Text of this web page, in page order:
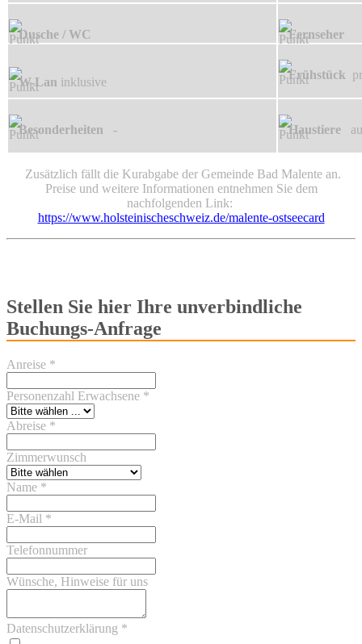
Dusche / WC Fernseher
W-Lan inklusive
Frühstück
Besonderheiten - Haustiere
Zusätzlich fällt die Kurabgabe der Gemeinde Bad Malente an.
Preise und weitere Informationen entnehmen Sie dem
nachfolgenden Link:
https://www.holsteinischeschweiz.de/malente-ostseecard
Stellen Sie hier Ihre unverbindliche
Buchungs-Anfrage
Anreise *
Personenzahl Erwachsene *
Abreise *
Zimmerwunsch
Name *
E-Mail *
Telefonnummer
Wünsche, Hinweise für uns
Datenschutzerklärung *